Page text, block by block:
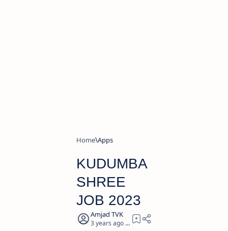
Home Apps
KUDUMBA
SHREE
JOB 2023
3 years ago 2